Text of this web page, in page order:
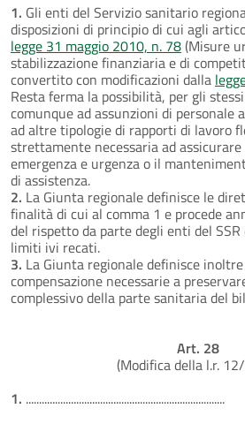
1. Gli enti del Servizio sanitario
disposizioni di principio di cui agli
legge 31 maggio 2010, n. 78(Misure
stabilizzazione finanziaria e di
convertito con modificazioni dalla
Resta ferma la possibilità, per gli
comunque ad assunzioni di personale
ad altre tipologie di rapporti di lavoro
strettamente necessaria ad
emergenza e urgenza o il
di assistenza.
2. La Giunta regionale definisce le
finalità di cui al comma 1 e procede
del rispetto da parte degli enti del
limiti ivi recati.
3. La Giunta regionale definisce
compensazione necessarie a
complessivo della parte sanitaria del
Art. 28
(Modifica della l.r.
1. ...........................................................................